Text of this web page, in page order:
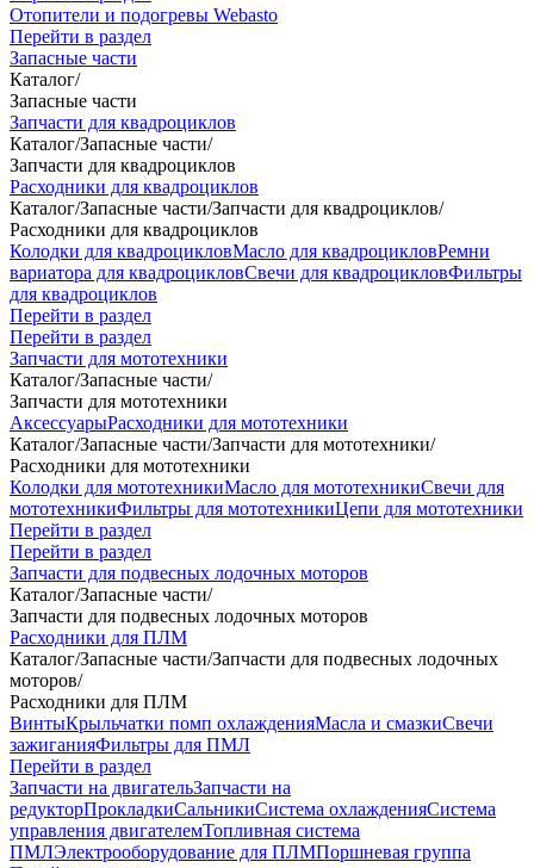
Отопители и подогревы Webasto
Перейти в раздел
Запасные части
Каталог/
Запасные части
Запчасти для квадроциклов
Каталог/Запасные части/
Запчасти для квадроциклов
Расходники для квадроциклов
Каталог/Запасные части/Запчасти для квадроциклов/
Расходники для квадроциклов
Колодки для квадроцикловМасло для квадроцикловРемни
вариатора для квадроцикловСвечи для квадроцикловФильтры
для квадроциклов
Перейти в раздел
Перейти в раздел
Запчасти для мототехники
Каталог/Запасные части/
Запчасти для мототехники
АксессуарыРасходники для мототехники
Каталог/Запасные части/Запчасти для мототехники/
Расходники для мототехники
Колодки для мототехникиМасло для мототехникиСвечи для
мототехникиФильтры для мототехникиЦепи для мототехники
Перейти в раздел
Перейти в раздел
Запчасти для подвесных лодочных моторов
Каталог/Запасные части/
Запчасти для подвесных лодочных моторов
Расходники для ПЛМ
Каталог/Запасные части/Запчасти для подвесных лодочных
моторов/
Расходники для ПЛМ
ВинтыКрыльчатки помп охлажденияМасла и смазкиСвечи
зажиганияФильтры для ПМЛ
Перейти в раздел
Запчасти на двигательЗапчасти на
редукторПрокладкиСальникиСистема охлажденияСистема
управления двигателемТопливная система
ПМЛЭлектрооборудование для ПЛМПоршневая группа